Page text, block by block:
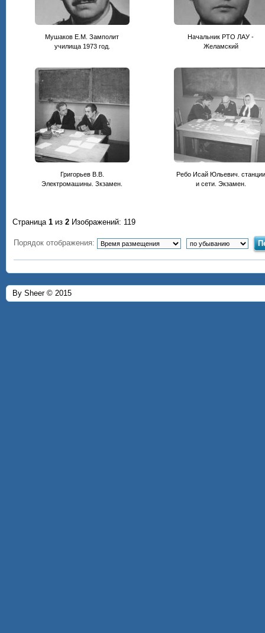
Мушаков Е.М. Замполит
училища 1973 год.
Начальник РТО ЛАУ -
Желамский
Григорьев В.В.
Электромашины. Зкзамен.
Ребо Исай Юльевич. станции
и сети. Экзамен.
Страница 1 из 2 Изображений: 119
Порядок отображения:
By Sheer © 2015